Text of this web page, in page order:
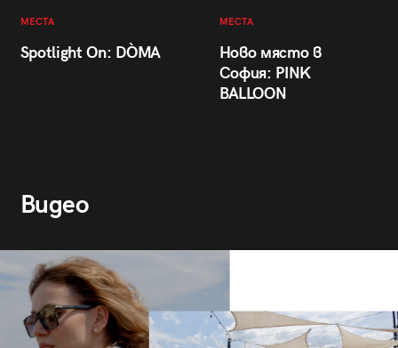
МЕСТА
Spotlight On: DÒMA
МЕСТА
Ново място в
София: PINK
BALLOON
Видео